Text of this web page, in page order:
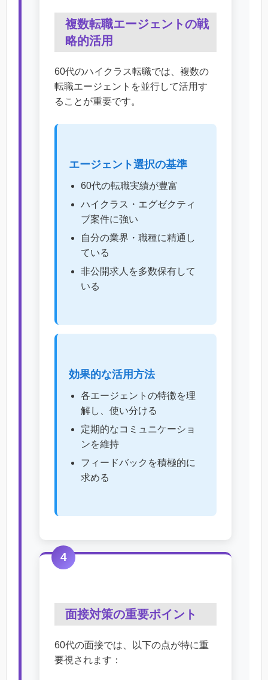
複数転職エージェントの戦
略的活用
60代のハイクラス転職では、複数の
転職エージェントを並行して活用す
ることが重要です。
エージェント選択の基準
60代の転職実績が豊富
ハイクラス・エグゼクティ
ブ案件に強い
自分の業界・職種に精通し
ている
非公開求人を多数保有して
いる
効果的な活用方法
各エージェントの特徴を理
解し、使い分ける
定期的なコミュニケーショ
ンを維持
フィードバックを積極的に
求める
4
面接対策の重要ポイント
60代の面接では、以下の点が特に重
要視されます：